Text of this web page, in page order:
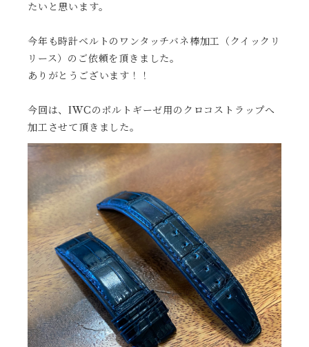
たいと思います。
今年も時計ベルトのワンタッチバネ棒加工（クイックリ
リース）のご依頼を頂きました。
ありがとうございます！！
今回は、IWCのポルトギーゼ用のクロコストラップへ
加工させて頂きました。